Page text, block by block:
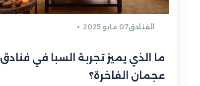
الفنادق07 مايو 2025
ما الذي يميز تجربة السبا في فنادق
عجمان الفاخرة؟